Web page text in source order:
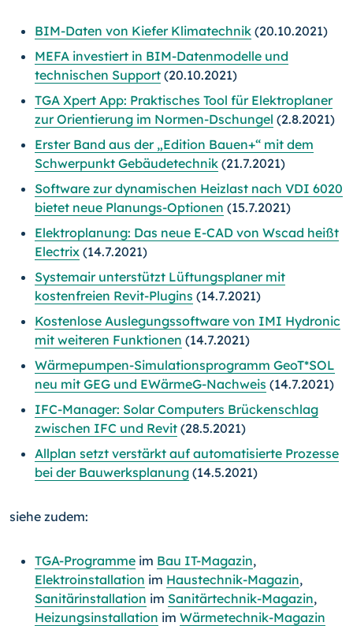
BIM-Daten von Kiefer Klimatechnik (20.10.2021)
MEFA investiert in BIM-Datenmodelle und
technischen Support (20.10.2021)
TGA Xpert App: Praktisches Tool für Elektroplaner
zur Orientierung im Normen-Dschungel (2.8.2021)
Erster Band aus der „Edition Bauen+“ mit dem
Schwerpunkt Gebäudetechnik (21.7.2021)
Software zur dynamischen Heizlast nach VDI 6020
bietet neue Planungs-Optionen (15.7.2021)
Elektroplanung: Das neue E-CAD von Wscad heißt
Electrix (14.7.2021)
Systemair unterstützt Lüftungsplaner mit
kostenfreien Revit-Plugins (14.7.2021)
Kostenlose Auslegungssoftware von IMI Hydronic
mit weiteren Funktionen (14.7.2021)
Wärmepumpen-Simulationsprogramm GeoT*SOL
neu mit GEG und EWärmeG-Nachweis (14.7.2021)
IFC-Manager: Solar Computers Brückenschlag
zwischen IFC und Revit (28.5.2021)
Allplan setzt verstärkt auf automatisierte Prozesse
bei der Bauwerksplanung (14.5.2021)
siehe zudem:
TGA-Programme im Bau IT-Magazin,
Elektroinstallation im Haustechnik-Magazin,
Sanitärinstallation im Sanitärtechnik-Magazin,
Heizungsinstallation im Wärmetechnik-Magazin